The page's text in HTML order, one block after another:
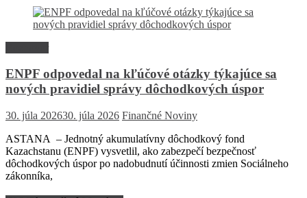
ENPF odpovedal na kľúčové otázky týkajúce sa
nových pravidiel správy dôchodkových úspor
30. júla 202630. júla 2026 Finančné Noviny
ASTANA – Jednotný akumulatívny dôchodkový fond
Kazachstanu (ENPF) vysvetlil, ako zabezpečí bezpečnosť
dôchodkových úspor po nadobudnutí účinnosti zmien Sociálneho
zákonníka,